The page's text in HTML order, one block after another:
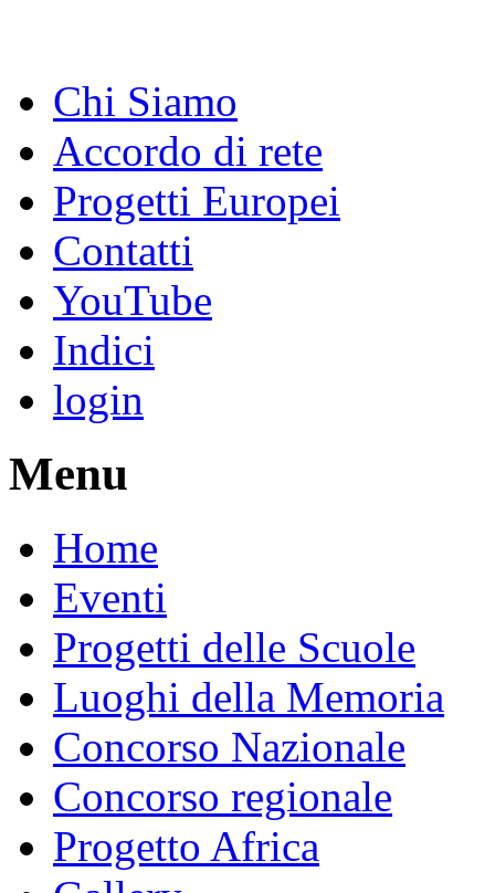
Chi Siamo
Accordo di rete
Progetti Europei
Contatti
YouTube
Indici
login
Menu
Home
Eventi
Progetti delle Scuole
Luoghi della Memoria
Concorso Nazionale
Concorso regionale
Progetto Africa